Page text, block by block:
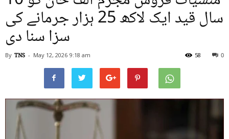
سال قید ایک لاکھ 25 ہزار جرمانے کی
سزا سنا دی
By TNS - May 12, 2026 9:18 am 0
58